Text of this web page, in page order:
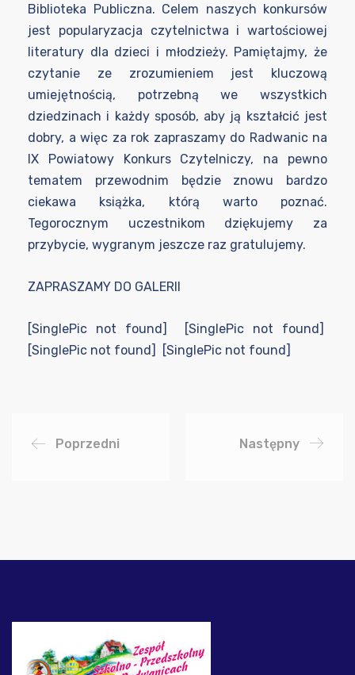
Biblioteka Publiczna. Celem naszych konkursów
jest popularyzacja czytelnictwa i wartościowej
literatury dla dzieci i młodzieży. Pamiętajmy, że
czytanie ze zrozumieniem jest kluczową
umiejętnością, potrzebną we wszystkich
dziedzinach i każdy sposób, aby ją kształcić jest
dobry, a więc za rok zapraszamy do Radwanic na
IX Powiatowy Konkurs Czytelniczy, na pewno
tematem przewodnim będzie znowu bardzo
ciekawa książka, którą warto poznać.
Tegorocznym uczestnikom dziękujemy za
przybycie, wygranym jeszcze raz gratulujemy.
ZAPRASZAMY DO GALERII
[SinglePic not found] [SinglePic not found]
[SinglePic not found] [SinglePic not found]
Poprzedni Następny